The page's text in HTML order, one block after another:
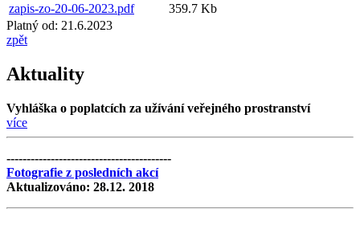
zapis-zo-20-06-2023.pdf
359.7 Kb
Platný od: 21.6.2023
zpět
Aktuality
Vyhláška o poplatcích za užívání veřejného prostranství
více
-----------------------------------------
Fotografie z posledních akcí
Aktualizováno: 28.12. 2018